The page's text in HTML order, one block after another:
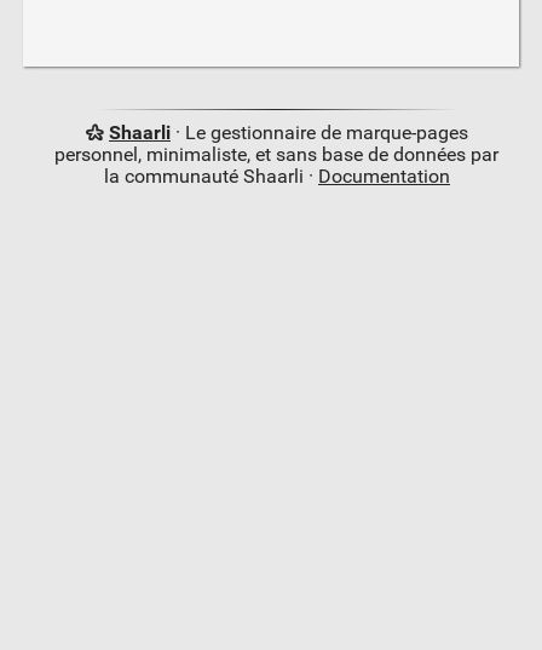
Shaarli· Le gestionnaire de marque-pages
personnel, minimaliste, et sans base de données par
la communauté Shaarli · Documentation